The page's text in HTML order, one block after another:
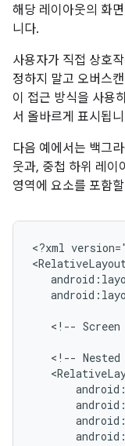
해당 레이아웃의 화
니다.
사용자가 직접 상호
정하지 말고 오버스
이 접근 방식을 사용
서 올바르게 표시됩
다음 예에서는 백그
웃과, 중첩 하위 레이
영역에 요소를 포함
<?xml
<!-- Screen
<!-- Nested